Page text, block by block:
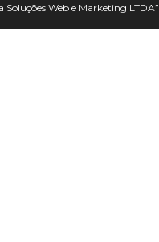
Soluções Web e Marketing LTDA”